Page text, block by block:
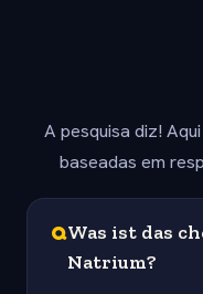
A pesquisa diz!
baseadas em
QWas ist das
Natrium?